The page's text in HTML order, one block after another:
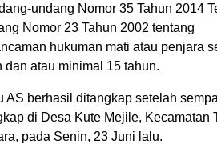
undang Nomor 35 Tahun 2014
Nomor 23 Tahun 2002 tentang
hukuman mati atau penjara
dan atau minimal 15 tahun.
AS berhasil ditangkap setelah
di Desa Kute Mejile, Kecamatan
pada Senin, 23 Juni lalu.